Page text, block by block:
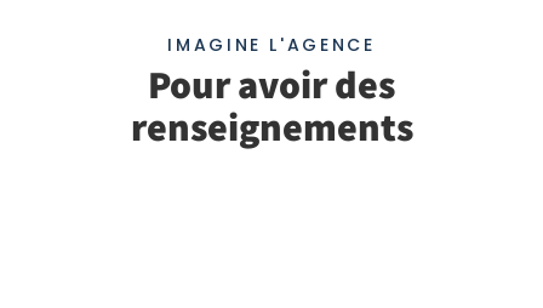
IMAGINE L'AGENCE
Pour avoir des
renseignements